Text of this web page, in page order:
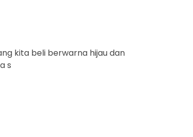
kita beli berwarna hijau dan
s